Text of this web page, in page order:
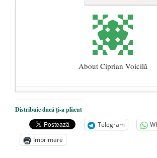
About Ciprian Voicilă
Dragobete pentru băieți și fete
februarie 2025
Valeriu Gafencu – o biografie -
2025
Distribuie dacă ți-a plăcut
Telegram
Imprimare